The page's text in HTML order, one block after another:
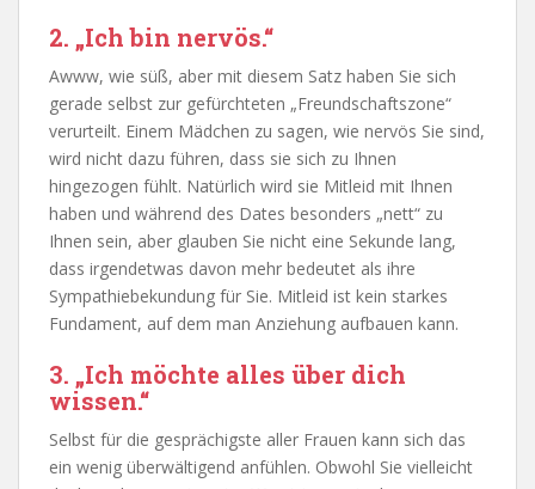
2. „Ich bin nervös.“
Awww, wie süß, aber mit diesem Satz haben Sie sich
gerade selbst zur gefürchteten „Freundschaftszone“
verurteilt. Einem Mädchen zu sagen, wie nervös Sie sind,
wird nicht dazu führen, dass sie sich zu Ihnen
hingezogen fühlt. Natürlich wird sie Mitleid mit Ihnen
haben und während des Dates besonders „nett“ zu
Ihnen sein, aber glauben Sie nicht eine Sekunde lang,
dass irgendetwas davon mehr bedeutet als ihre
Sympathiebekundung für Sie. Mitleid ist kein starkes
Fundament, auf dem man Anziehung aufbauen kann.
3. „Ich möchte alles über dich
wissen.“
Selbst für die gesprächigste aller Frauen kann sich das
ein wenig überwältigend anfühlen. Obwohl Sie vielleicht